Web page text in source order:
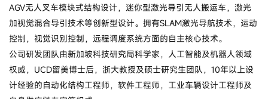
AGV无人叉车模块式结构设计，迷你型激光导引无人搬运车，激光
加视觉混合导引技术等创新型设计。拥有SLAM激光导航技术，运动
控制，视觉识别控制，远程调度系统方面的自主核心技术。
公司研发团队由新加坡科技研究局科学家，人工智能及机器人领域
权威，UCD留美博士后，浙大教授及硕士研究生团队，10年以上设
计经验的自动化结构工程师，软件工程师，工业车辆设计工程师及